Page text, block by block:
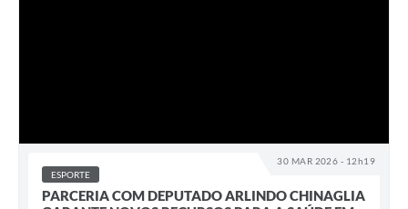
30 MAR 2026 - 12h19
ESPORTE
PARCERIA COM DEPUTADO ARLINDO CHINAGLIA